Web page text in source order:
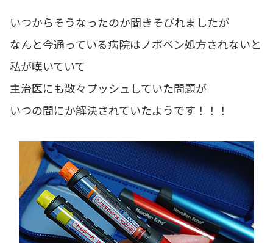
いつからそうなったのか聞きそびれましたが
なんと今通っている病院はノボペン処方されないと
私が嘆いていて
主治医にも散々プッシュしていた問題が
いつの間にか解決されていたようです！！！